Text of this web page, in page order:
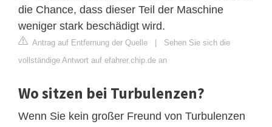
die Chance, dass dieser Teil der Maschine
weniger stark beschädigt wird.
Antrag auf Entfernung der Quelle | Sehen Sie sich die
vollständige Antwort auf efahrer.chip.de an
Wo sitzen bei Turbulenzen?
Wenn Sie kein großer Freund von Turbulenzen